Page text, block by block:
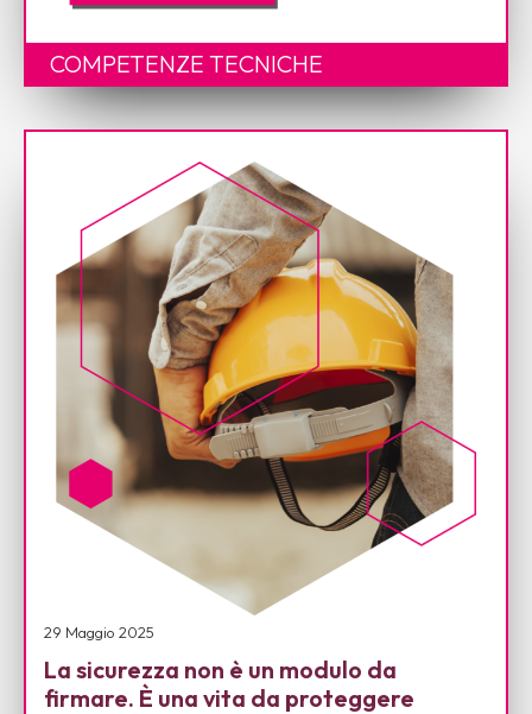
COMPETENZE TECNICHE
29 Maggio 2025
La sicurezza non è un modulo da
firmare. È una vita da proteggere